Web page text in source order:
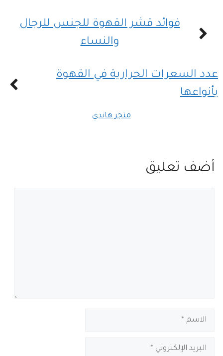
فوائد قشر القهوة للجنس للرجال
والنساء
عدد السعرات الحرارية في القهوة
بأنواعها
متجر هاندي
أضف تعليق
الاسم
البريد